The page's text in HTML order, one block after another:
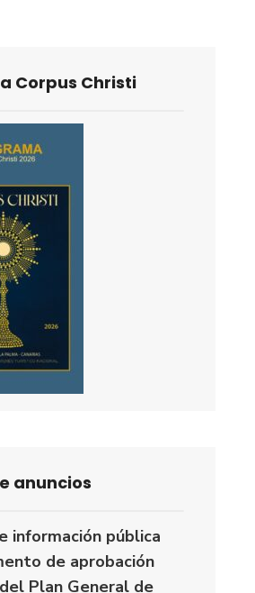
Corpus Christi
anuncios
información pública
de aprobación
Plan General de